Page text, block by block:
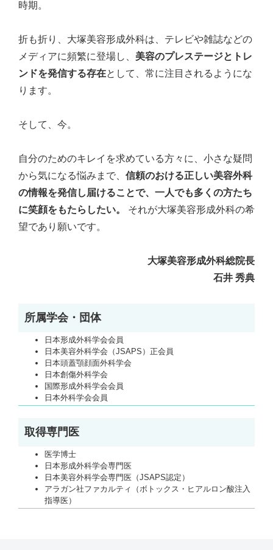
時期。
折も折り、大塚美容形成外科は、テレビや雑誌などの
メディアに頻繁に登場し、 美容のプレステージとトレ
ンドを発信する存在として、常に注目されるようにな
ります。
そして、今。
自分のためのキレイを求めている方々に、小さな疑問
から気になる悩みまで、 信頼のおける正しい美容外科
の情報を発信し届けることで、一人でも多くの方たち
に笑顔をもたらしたい。
それが大塚美容形成外科の希
望であり願いです。
大塚美容形成外科総院長
石井 秀典
所属学会・団体
日本形成外科学会会員
日本美容外科学会（JSAPS）正会員
日本頭蓋顎顔面外科学会
日本創傷外科学会
国際形成外科学会会員
日本外科学会会員
取得専門医
医学博士
日本形成外科学会専門医
日本美容外科学会専門医（JSAPS認定）
アラガン社ファカルティ（ボトックス・ヒアルロン酸注入
指導医）